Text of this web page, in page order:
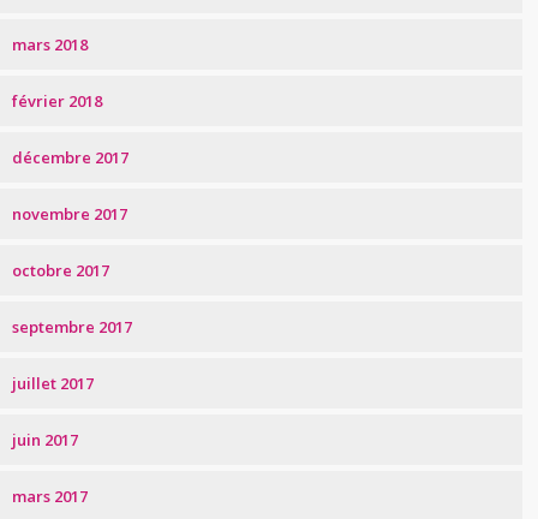
mars 2018
février 2018
décembre 2017
novembre 2017
octobre 2017
septembre 2017
juillet 2017
juin 2017
mars 2017